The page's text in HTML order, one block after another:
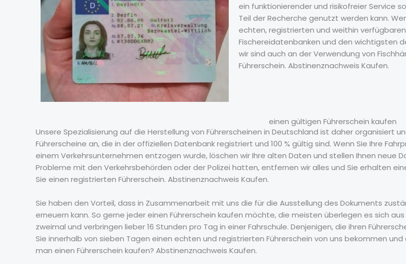
ein funktionierender und risikofreier Service
Teil der Recherche genutzt werden kann.
echten, registrierten und weithin
Fischereidatenbanken und den wichtigsten
wir sind auch an der Verwendung von
Führerschein. Abstinenznachweis Kaufen.
einen gültigen Führerschein kaufen
Unsere Spezialisierung auf die Herstellung von Führerscheinen in Deutschland ist daher organisiert
Führerscheine an, die in der offiziellen Datenbank registriert und 100 % gültig sind. Wenn Sie Ihre
einem Verkehrsunternehmen entzogen wurde, löschen wir Ihre alten Daten und stellen Ihnen neue
Probleme mit den Verkehrsbehörden oder der Polizei hatten, entfernen wir alles und Sie erhalten
Sie einen registrierten Führerschein. Abstinenznachweis Kaufen.
Sie haben den Vorteil, dass in Zusammenarbeit mit uns die für die Ausstellung des Dokuments
erneuern kann. So gerne jeder einen Führerschein kaufen möchte, die meisten überlegen es sich
zweimal und verbringen lieber 16 Stunden pro Tag in einer Fahrschule. Denjenigen, die ihren
Sie innerhalb von sieben Tagen einen echten und registrierten Führerschein von uns bekommen
man einen Führerschein kaufen? Abstinenznachweis Kaufen.